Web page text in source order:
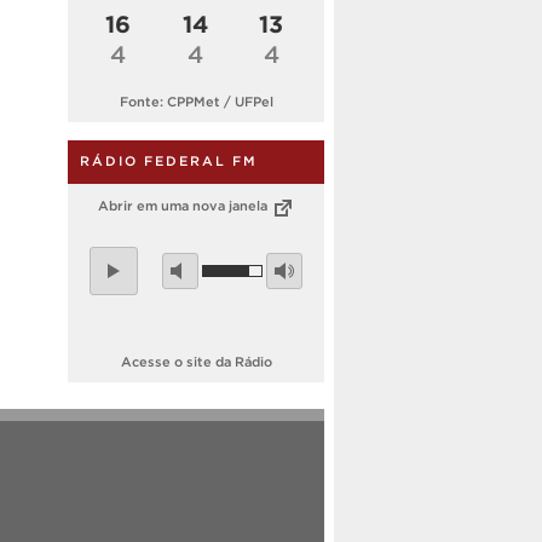
16
4
14
4
13
4
Fonte: CPPMet / UFPel
RÁDIO FEDERAL FM
Abrir em uma nova janela
Acesse o site da Rádio